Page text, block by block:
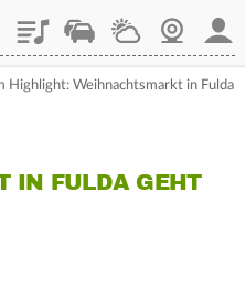
PlaylistStaupilotWetterWebcam
Highlight: Weihnachtsmarkt in Fulda
IN FULDA GEHT